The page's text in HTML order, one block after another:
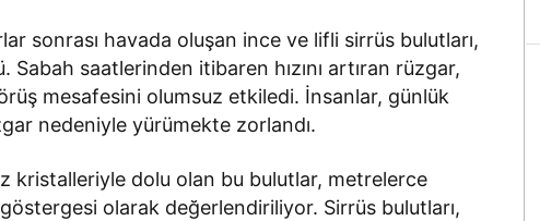
sonrası havada oluşan ince ve lifli sirrüs bulutları,
saatlerinden itibaren hızını artıran rüzgar,
mesafesini olumsuz etkiledi. İnsanlar, günlük
nedeniyle yürümekte zorlandı.
kristalleriyle dolu olan bu bulutlar, metrelerce
olarak değerlendiriliyor. Sirrüs bulutları,